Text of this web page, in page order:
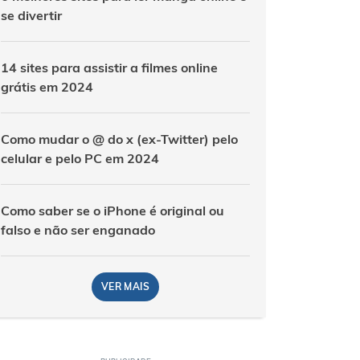
se divertir
14 sites para assistir a filmes online
grátis em 2024
Como mudar o @ do x (ex-Twitter) pelo
celular e pelo PC em 2024
Como saber se o iPhone é original ou
falso e não ser enganado
VER MAIS